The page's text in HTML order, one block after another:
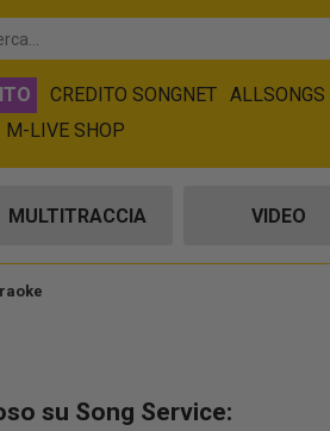
CREDITO SONGNET ALLSONGS
M-LIVE SHOP
MULTITRACCIA VIDEO
su Song Service: